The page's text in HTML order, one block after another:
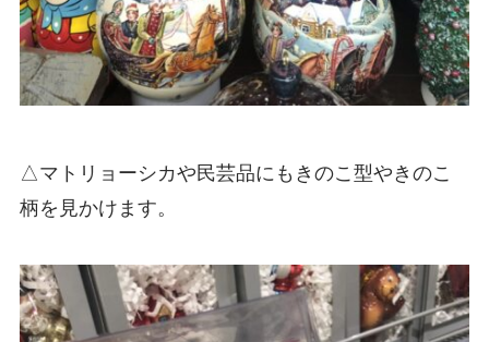
△マトリョーシカや民芸品にもきのこ型やきのこ
柄を見かけます。